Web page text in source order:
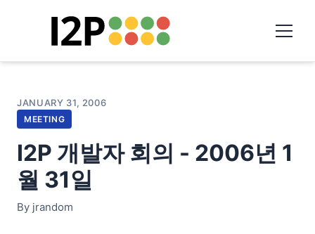
JANUARY 31, 2006
MEETING
I2P 개발자 회의 - 2006년 1
월 31일
By jrandom